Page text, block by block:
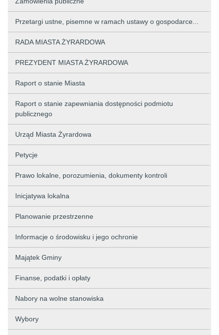
Przetargi ustne, pisemne w ramach ustawy o gospodarce...
RADA MIASTA ŻYRARDOWA
PREZYDENT MIASTA ŻYRARDOWA
Raport o stanie Miasta
Raport o stanie zapewniania dostępności podmiotu
publicznego
Urząd Miasta Żyrardowa
Petycje
Prawo lokalne, porozumienia, dokumenty kontroli
Inicjatywa lokalna
Planowanie przestrzenne
Informacje o środowisku i jego ochronie
Majątek Gminy
Finanse, podatki i opłaty
Nabory na wolne stanowiska
Wybory